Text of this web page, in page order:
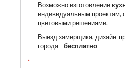
Возможно изготовление
индивидуальным проектам,
цветовыми решениями.
Выезд замерщика, дизайн-
города - бесплатно